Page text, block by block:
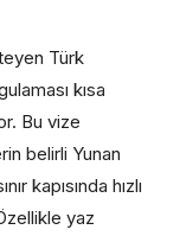
Türk
kısa
Bu vize
belirli Yunan
kapısında hızlı
yaz